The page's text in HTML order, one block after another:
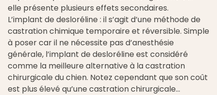
elle présente plusieurs effets secondaires.
L’implant de desloréline : il s’agit d’une méthode de
castration chimique temporaire et réversible. Simple
à poser car il ne nécessite pas d’anesthésie
générale, l’implant de desloréline est considéré
comme la meilleure alternative à la castration
chirurgicale du chien. Notez cependant que son coût
est plus élevé qu’une castration chirurgicale...